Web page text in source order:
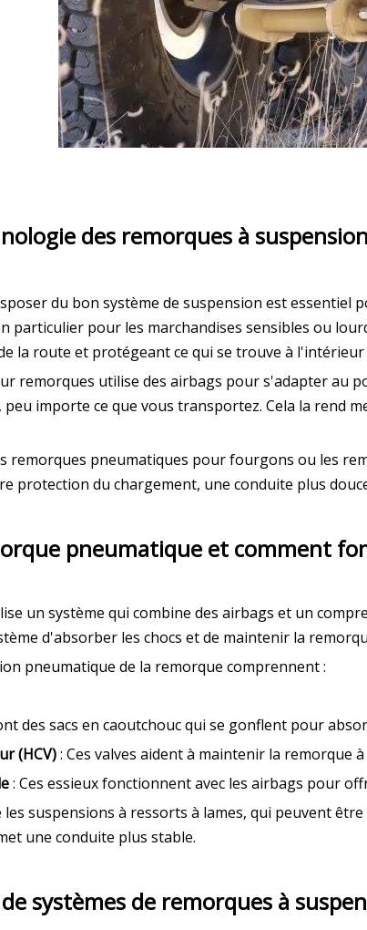
des remorques à
du bon système de suspension est essentiel
particulier pour les marchandises sensibles ou
la route et protégeant ce qui se trouve à l'intérieur
remorques utilise des airbags pour s'adapter au
importe ce que vous transportez. Cela la rend
remorques pneumatiques pour fourgons ou les
protection du chargement, une conduite plus
pneumatique et comment
un système qui combine des airbags et un
d'absorber les chocs et de maintenir la
pneumatique de la remorque comprennent :
des sacs en caoutchouc qui se gonflent pour
(HCV): Ces valves aident à maintenir la remorque
: Ces essieux fonctionnent avec les airbags pour
les suspensions à ressorts à lames, qui peuvent
une conduite plus stable.
systèmes de remorques à